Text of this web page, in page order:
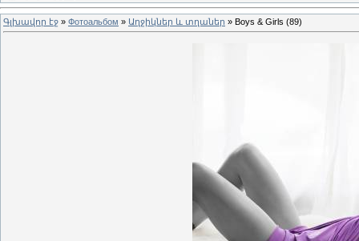
Գլխավոր էջ » Фотоальбом » Աղջիկներ և տղաներ » Boys & Girls (89)